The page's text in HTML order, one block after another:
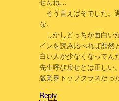
そう言えばそでした。
な。
しかしどっちが面白い
インを読み比べれば歴然
白い人が少なくなってん
先生呼び戻せとは正しい
版業界トップクラスだっ
Reply